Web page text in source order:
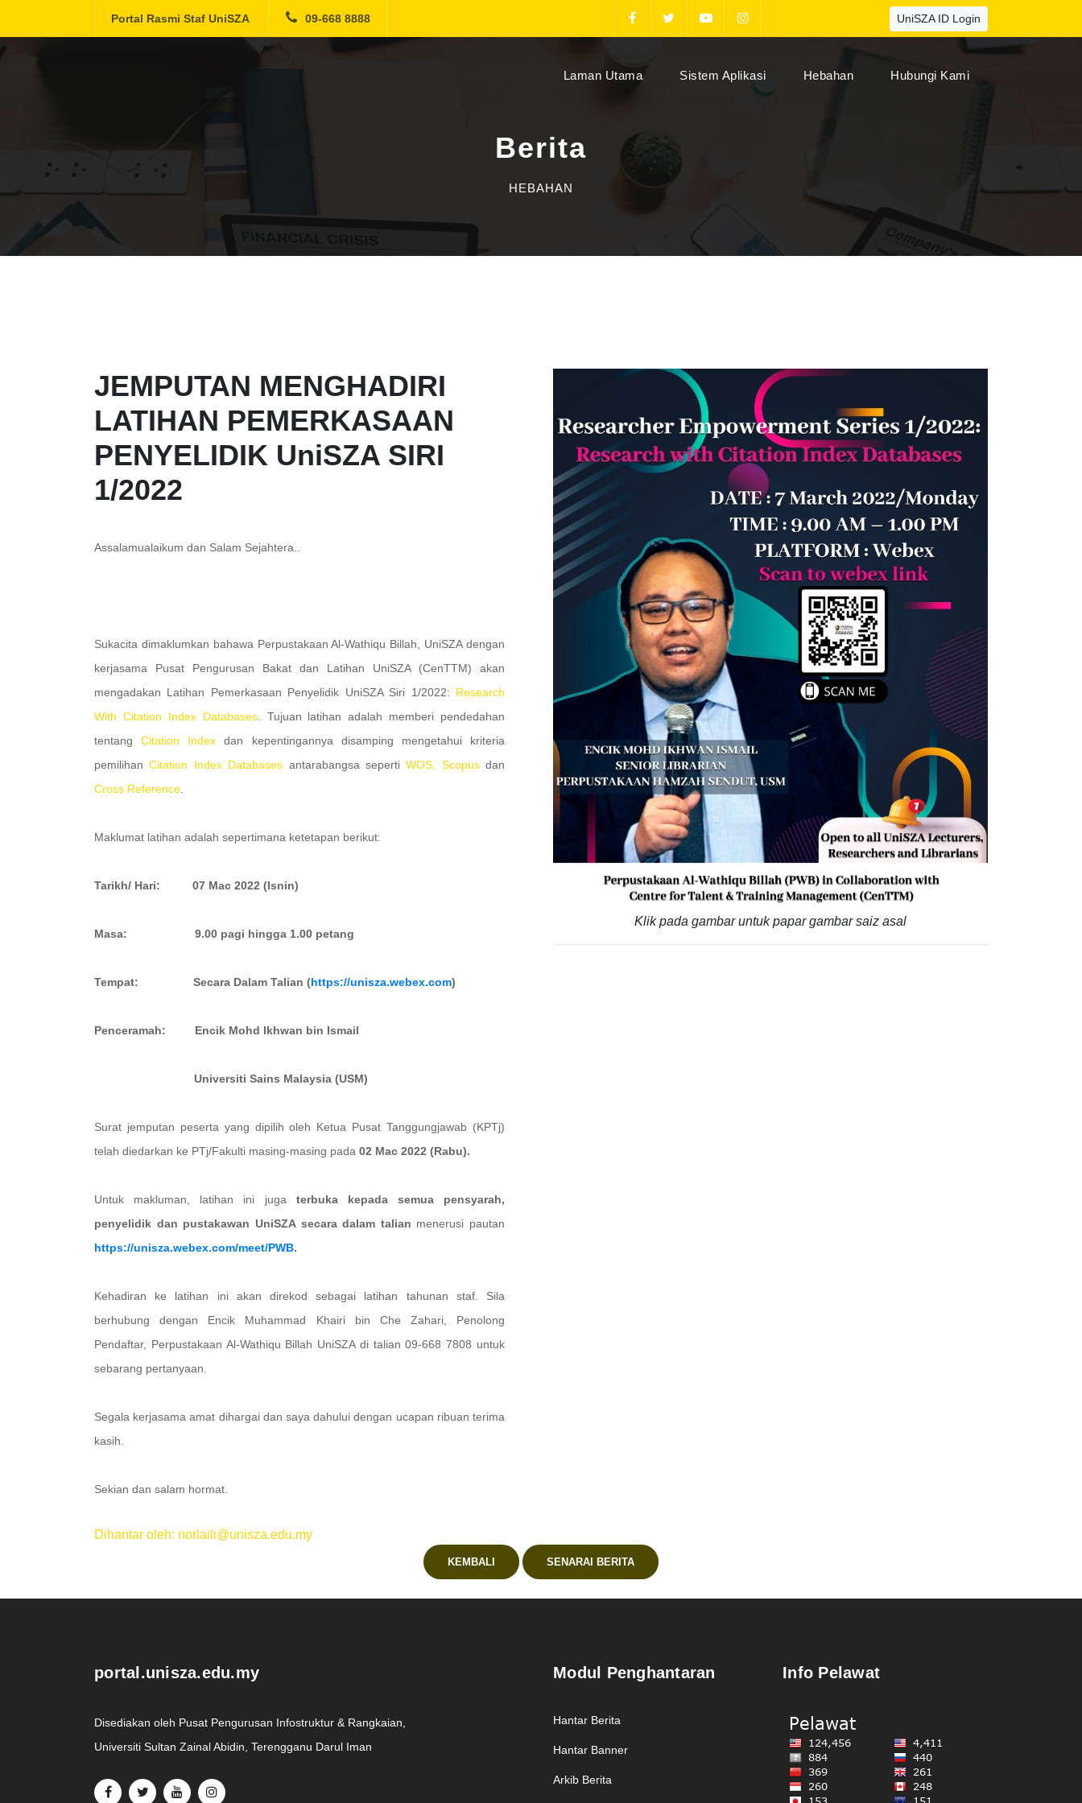
Portal Rasmi Staf UniSZA 09-668 8888 UniSZA ID Login
Laman Utama(current)Sistem Aplikasi Hebahan Hubungi Kami
Berita
HEBAHAN
JEMPUTAN MENGHADIRI
LATIHAN PEMERKASAAN
PENYELIDIK UniSZA SIRI
1/2022
Assalamualaikum dan Salam Sejahtera..
Sukacita dimaklumkan bahawa Perpustakaan Al-Wathiqu Billah, UniSZA dengan
kerjasama Pusat Pengurusan Bakat dan Latihan UniSZA (CenTTM) akan
mengadakan Latihan Pemerkasaan Penyelidik UniSZA Siri 1/2022: Research
With Citation Index Databases. Tujuan latihan adalah memberi pendedahan
tentangCitation Index dan kepentingannya disamping mengetahui kriteria
pemilihanCitation Index Databases antarabangsa sepertiWOS, Scopusdan
Cross Reference
Maklumat latihan adalah sepertimana ketetapan berikut:
Tarikh/ Hari: 07 Mac 2022 (Isnin)
Masa: 9.00 pagi hingga 1.00 petang
Tempat: Secara Dalam Talian (https://unisza.webex.com)
Penceramah: Encik Mohd Ikhwan bin Ismail
Universiti Sains Malaysia (USM)
Surat jemputan peserta yang dipilih oleh Ketua Pusat Tanggungjawab (KPTj)
telah diedarkan ke PTj/Fakulti masing-masing pada 02 Mac 2022 (Rabu).
Untuk makluman, latihan ini juga terbuka kepada semua pensyarah,
penyelidik dan pustakawan UniSZA secara dalam talian menerusi pautan
https://unisza.webex.com/meet/PWB.
Kehadiran ke latihan ini akan direkod sebagai latihan tahunan staf. Sila
berhubung dengan Encik Muhammad Khairi bin Che Zahari, Penolong
Pendaftar, Perpustakaan Al-Wathiqu Billah UniSZA di talian 09-668 7808 untuk
sebarang pertanyaan.
Segala kerjasama amat dihargai dan saya dahului dengan ucapan ribuan terima
kasih.
Sekian dan salam hormat.
Dihantar oleh: norlaili@unisza.edu.my
Klik pada gambar untuk papar gambar saiz asal
KEMBALI SENARAI BERITA
portal.unisza.edu.my
Disediakan oleh Pusat Pengurusan Infostruktur & Rangkaian,
Universiti Sultan Zainal Abidin, Terengganu Darul Iman
Modul Penghantaran
Hantar Berita
Hantar Banner
Arkib Berita
Info Pelawat